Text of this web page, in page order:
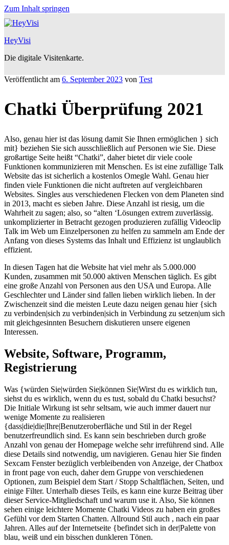
Zum Inhalt springen
HeyVisi
Die digitale Visitenkarte.
Veröffentlicht am 6. September 2023 von Test
Chatki Überprüfung 2021
Also, genau hier ist das lösung damit Sie Ihnen ermöglichen } sich
mit} beziehen Sie sich ausschließlich auf Personen wie Sie. Diese
großartige Seite heißt “Chatki”, daher bietet dir viele coole
Funktionen kommunizieren mit Menschen. Es ist eine zufällige Talk
Website das ist sicherlich a kostenlos Omegle Wahl. Genau hier
finden viele Funktionen die nicht auftreten auf vergleichbaren
Websites. Singles aus verschiedenen Flecken von dem Planeten sind
in 2013, macht es sieben Jahre. Diese Anzahl ist riesig, um die
Wahrheit zu sagen; also, so “alten ‘Lösungen extrem zuverlässig.
unkomplizierter in Betracht gezogen produzieren zufällig Videoclip
Talk im Web um Einzelpersonen zu helfen zu sammeln am Ende der
Anfang von dieses Systems das Inhalt und Effizienz ist unglaublich
effizient.
In diesen Tagen hat die Website hat viel mehr als 5.000.000
Kunden, zusammen mit 50.000 aktiven Menschen täglich. Es gibt
eine große Anzahl von Personen aus den USA und Europa. Alle
Geschlechter und Länder sind fallen lieben wirklich lieben. In der
Zwischenzeit sind die meisten Leute dazu neigen genau hier {sich
zu verbinden|sich zu verbinden|sich in Verbindung zu setzen|um sich
mit gleichgesinnten Besuchern diskutieren unsere eigenen
Interessen.
Website, Software, Programm,
Registrierung
Was {würden Sie|würden Sie|können Sie|Wirst du es wirklich tun,
siehst du es wirklich, wenn du es tust, sobald du Chatki besuchst?
Die Initiale Wirkung ist sehr seltsam, wie auch immer dauert nur
wenige Momente zu realisieren
{dass|die|die|Ihre|Benutzeroberfläche und Stil in der Regel
benutzerfreundlich sind. Es kann sein beschrieben durch große
Anzahl von genau der Homepage welche sehr irreführend sind. Alle
diese Details sind notwendig, um navigieren. Genau hier Sie finden
Sexcam Fenster bezüglich verbleibenden von Anzeige, der Chatbox
in front page von euch, daher dem Gruppe von verschiedenen
Optionen, zum Beispiel dem Start / Stopp Schaltflächen, Seiten, und
einige Filter. Unterhalb dieses Teils, es kann eine kurze Beitrag über
dieser Service-Mitgliedschaft und warum use it. Also, Sie können
sehen einige leichtere Momente Chatki Videos zu haben ein großes
Gefühl vor dem Starten Chatten. Allround Stil auch , nach ein paar
Jahren. Alles auf der Internetseite {befindet sich in der|Palette von
blau, weiß und ein bisschen dunkleren Tönen.